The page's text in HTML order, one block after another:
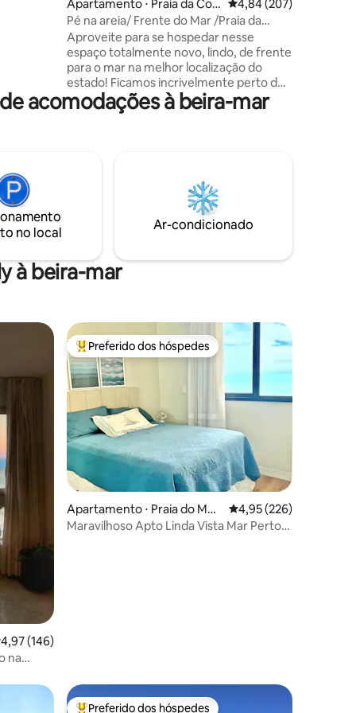
Apartamento ⋅ Praia da Cos
ta
4,84 de uma avaliação
4,84 (207)
Pé na areia/ Frente do Mar /Praia da
Costa
Aproveite para se hospedar nesse
espaço totalmente novo, lindo, de frente
para o mar na melhor localização do
estado! Ficamos incrivelmente perto dos
melhores restaurantes, bares, farmácias,
padarias e tudo que o comércio tem de
para seu total conforto. Ficaremos
felizes em lhe conhecer e tornar esse, o
passeio dos seus sonhos!
acomodações à beira-mar
no local
Ar-condicionado
à beira-mar
hóspedes
de uma avaliação média de 5, 146 avaliações
4,97 (146)
na
Entre os melhores preferidos dos hóspedes
Preferido dos hóspedes
Apartamento ⋅ Praia do Mor
ro
4,95 de uma avaliação
4,95 (226)
Maravilhoso Apto Linda Vista Mar Perto
Preferido dos hóspedes